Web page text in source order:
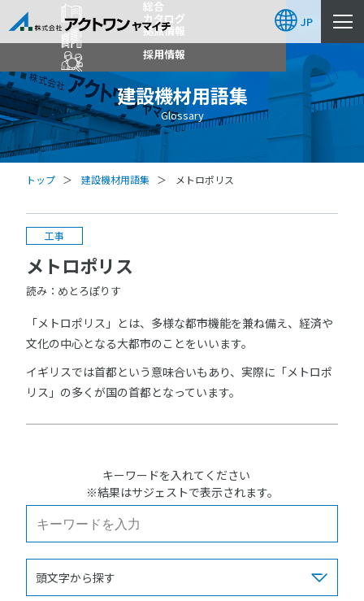
総合
カタログ
拠点情報
採用情報
JP
建設機材用語集
Glossary
トップ 建設機材用語集 メトロポリス
工事
メトロポリス
読み：めとろぽりす
「メトロポリス」とは、多様な都市機能を兼ね備え、経済や
文化の中心となる大都市のことをいいます。
イギリスでは首都という意味合いもあり、実際に「メトロポ
リス」の多くが国の首都となっています。
キーワードを入れてください
※結果はサジェストで表示されます。